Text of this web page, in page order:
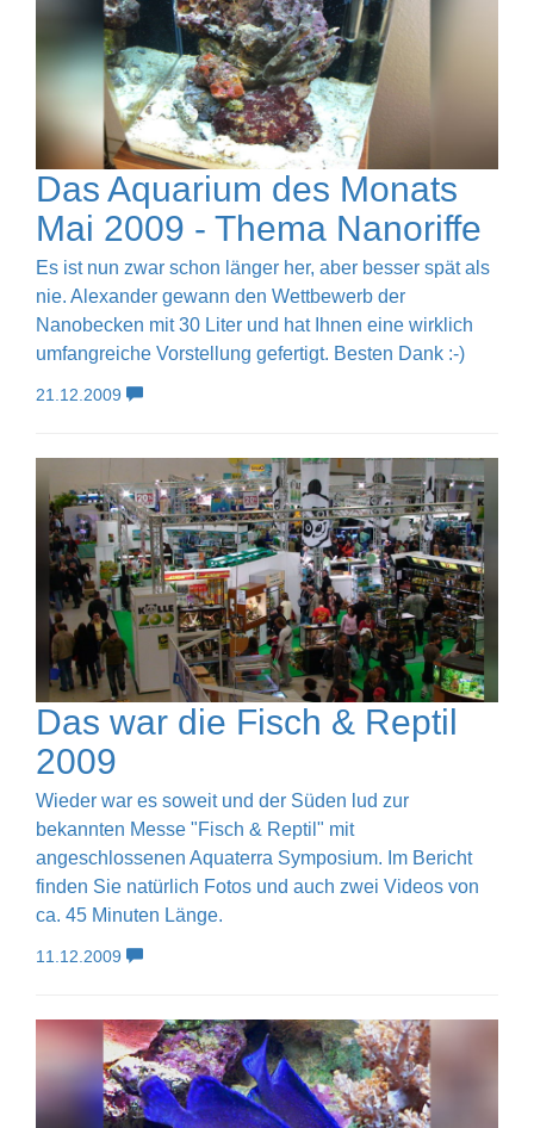
Das Aquarium des Monats
Mai 2009 - Thema Nanoriffe
Es ist nun zwar schon länger her, aber besser spät als
nie. Alexander gewann den Wettbewerb der
Nanobecken mit 30 Liter und hat Ihnen eine wirklich
umfangreiche Vorstellung gefertigt. Besten Dank :-)
21.12.2009
Das war die Fisch & Reptil
2009
Wieder war es soweit und der Süden lud zur
bekannten Messe "Fisch & Reptil" mit
angeschlossenen Aquaterra Symposium. Im Bericht
finden Sie natürlich Fotos und auch zwei Videos von
ca. 45 Minuten Länge.
11.12.2009